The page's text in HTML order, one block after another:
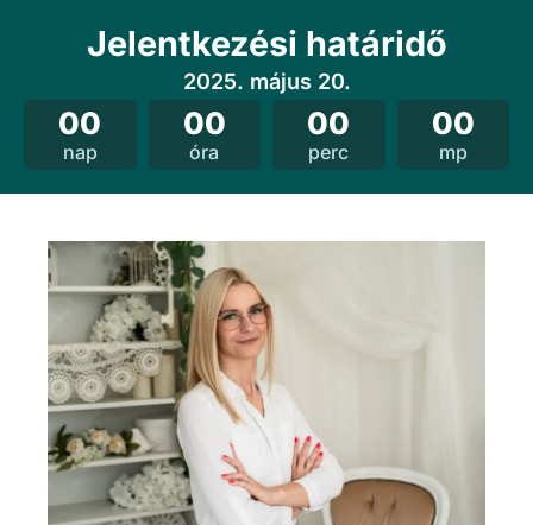
Jelentkezési határidő
2025. május 20.
00
nap
00
óra
00
perc
00
mp